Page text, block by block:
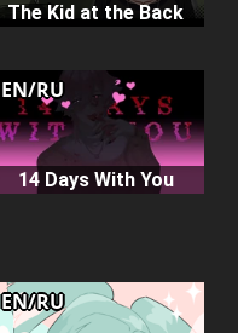
The Kid at the Back
14 Days With You
EN/RU
EN/RU